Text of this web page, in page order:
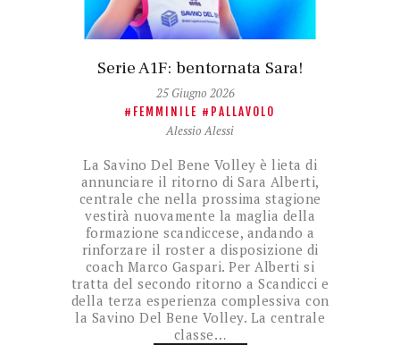
Serie A1F: bentornata Sara!
25 Giugno 2026
FEMMINILE PALLAVOLO
Alessio Alessi
La Savino Del Bene Volley è lieta di
annunciare il ritorno di Sara Alberti,
centrale che nella prossima stagione
vestirà nuovamente la maglia della
formazione scandiccese, andando a
rinforzare il roster a disposizione di
coach Marco Gaspari. Per Alberti si
tratta del secondo ritorno a Scandicci e
della terza esperienza complessiva con
la Savino Del Bene Volley. La centrale
classe…